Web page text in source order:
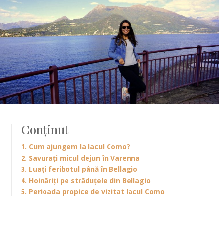
Conținut
1. Cum ajungem la lacul Como?
2. Savurați micul dejun în Varenna
3. Luați feribotul până în Bellagio
4. Hoinăriți pe străduțele din Bellagio
5. Perioada propice de vizitat lacul Como